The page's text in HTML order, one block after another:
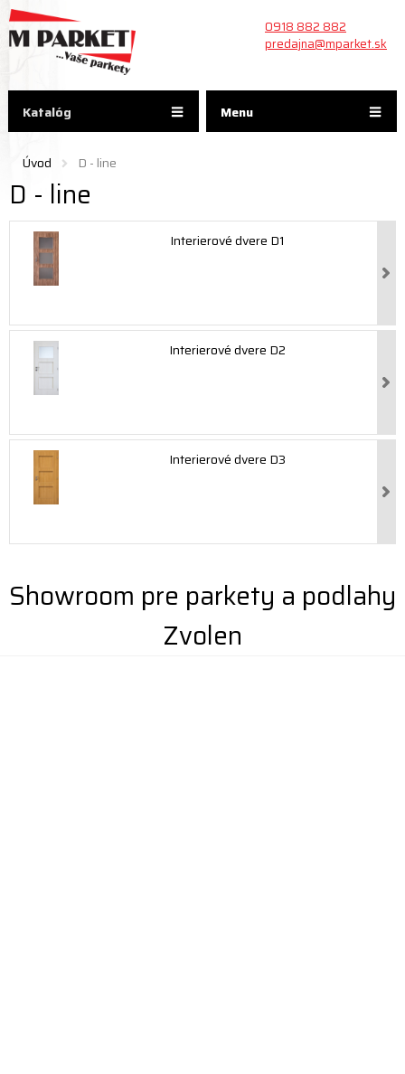
Menu
0918 882 882
predajna@mparket.sk
Úvod D - line
D - line
Interierové dvere D1
Interierové dvere D2
Interierové dvere D3
Katalóg
Showroom pre parkety a podlahy
Zvolen